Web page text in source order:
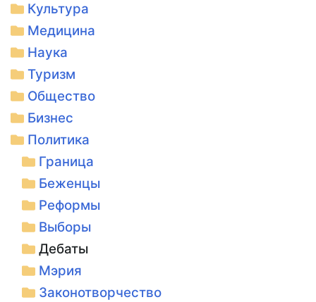
Культура
Медицина
Наука
Туризм
Общество
Бизнес
Политика
Граница
Беженцы
Реформы
Выборы
Дебаты
Мэрия
Законотворчество